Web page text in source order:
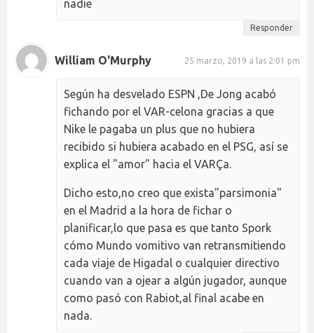
nadie
Responder
William O'Murphy 25 marzo, 2019 a las 2:01 pm
Según ha desvelado ESPN ,De Jong acabó
fichando por el VAR-celona gracias a que
Nike le pagaba un plus que no hubiera
recibido si hubiera acabado en el PSG, así se
explica el "amor" hacia el VARÇa.
Dicho esto,no creo que exista"parsimonia"
en el Madrid a la hora de fichar o
planificar,lo que pasa es que tanto Spork
cómo Mundo vomitivo van retransmitiendo
cada viaje de Higadal o cualquier directivo
cuando van a ojear a algún jugador, aunque
como pasó con Rabiot,al final acabe en
nada.